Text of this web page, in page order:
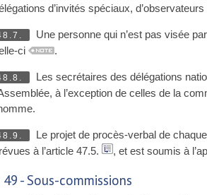
d’invités spéciaux,
Une personne qui n’est pas visée
ci
.
Les secrétaires des délégations
à l’exception de celles de la
Le projet de procès-verbal de
à l’article 47.5.
, et est soumis à
- Sous-commissions